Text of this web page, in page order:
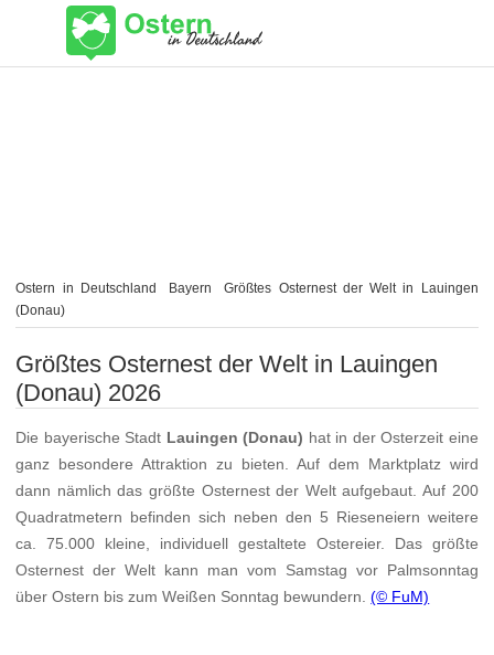
Ostern in Deutschland Bayern
Größtes Osternest der Welt in Lauingen
(Donau)
Größtes Osternest der Welt in Lauingen
(Donau) 2026
Die bayerische Stadt Lauingen (Donau) hat in der Osterzeit eine
ganz besondere Attraktion zu bieten. Auf dem Marktplatz wird
dann nämlich das größte Osternest der Welt aufgebaut. Auf 200
Quadratmetern befinden sich neben den 5 Rieseneiern weitere
ca. 75.000 kleine, individuell gestaltete Ostereier. Das größte
Osternest der Welt kann man vom Samstag vor Palmsonntag
über Ostern bis zum Weißen Sonntag bewundern.(© FuM)